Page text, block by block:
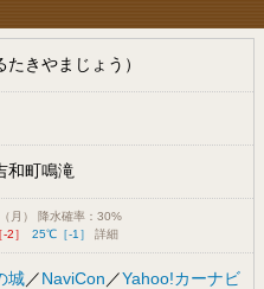
きやまじょう）
和町鳴滝
月） 降水確率：30%
］
25℃［-1］ 詳細
城／NaviCon ／Yahoo!カーナビ